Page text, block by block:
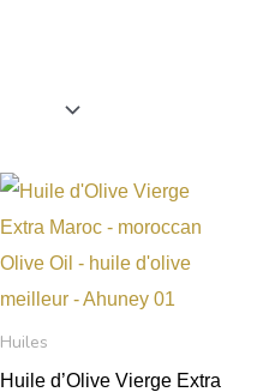
Huiles
Huile d’Olive Vierge Extra